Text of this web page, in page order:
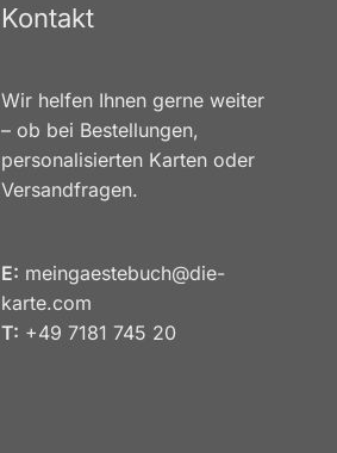
Kontakt
Wir helfen Ihnen gerne weiter
– ob bei Bestellungen,
personalisierten Karten oder
Versandfragen.
E: meingaestebuch@die-
karte.com
T: +49 7181 745 20